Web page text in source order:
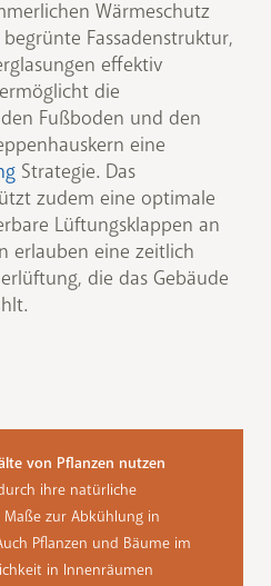
Wärmeschutz
Fassadenstruktur,
effektiv
die
Fußboden und den
eine
Strategie. Das
zudem eine optimale
Lüftungsklappen an
erlauben eine zeitlich
die das Gebäude
von Pflanzen nutzen
ihre natürliche
zur Abkühlung in
Pflanzen und Bäume im
in Innenräumen